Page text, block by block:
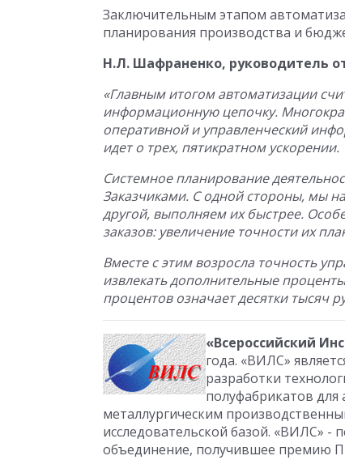
Заключительным этапом
планирования производства и
Н.Л. Шафраненко, руководитель
«Главным итогом автоматизации
информационную цепочку.
оперативной и управленческий
идет о трех, пятикратном ускорении.
Системное планирование
Заказчиками. С одной стороны, мы
другой, выполняем их быстрее.
заказов: увеличение точности их
Вместе с этим возросла точность
извлекать дополнительные
процентов означает десятки тысяч
«Всероссийский
года. «ВИЛС»
разработки
полуфабрикатов
металлургическим
исследовательской базой. «ВИЛС» -
объединение, получившее премию